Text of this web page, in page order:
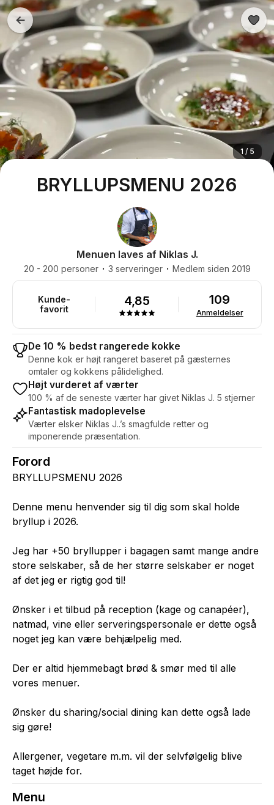
BRYLLUPSMENU 2026
1 / 5
Menuen laves af Niklas J.
20 - 200 personer 3 serveringer Medlem siden 2019
Kunde-
favorit
4,85 109
Anmeldelser
De 10 % bedst rangerede kokke
Denne kok er højt rangeret baseret på gæsternes
omtaler og kokkens pålidelighed.
Højt vurderet af værter
100 % af de seneste værter har givet Niklas J. 5 stjerner
Fantastisk madoplevelse
Værter elsker Niklas J..’s smagfulde retter og
imponerende præsentation.
Forord
BRYLLUPSMENU 2026
Denne menu henvender sig til dig som skal holde
bryllup i 2026.
Jeg har +50 bryllupper i bagagen samt mange andre
store selskaber, så de her større selskaber er noget
af det jeg er rigtig god til!
Ønsker i et tilbud på reception (kage og canapéer),
natmad, vine eller serveringspersonale er dette også
noget jeg kan være behjælpelig med.
Der er altid hjemmebagt brød & smør med til alle
vores menuer.
Ønsker du sharing/social dining kan dette også lade
sig gøre!
Allergener, vegetare m.m. vil der selvfølgelig blive
taget højde for.
Menu